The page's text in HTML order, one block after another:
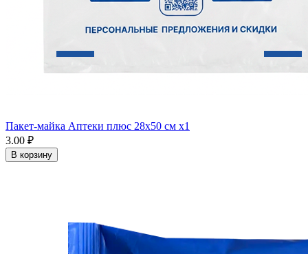
Пакет-майка Аптеки плюс 28х50 см x1
3.00 ₽
В корзину